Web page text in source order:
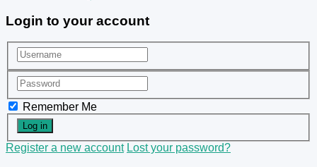
Login to your account
Remember Me
Register a new account Lost your password?